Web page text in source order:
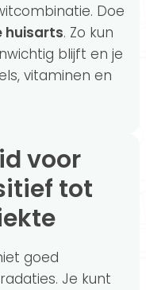
Doe
huisarts. Zo kun
blijft en je
vitaminen en
tot
goed
Je kunt